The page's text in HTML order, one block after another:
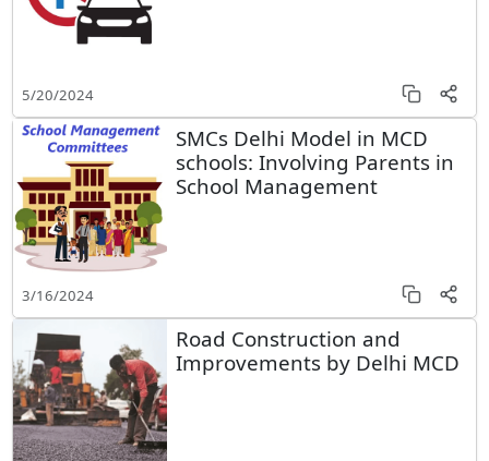
5/20/2024
SMCs Delhi Model in MCD
schools: Involving Parents in
School Management
3/16/2024
Road Construction and
Improvements by Delhi MCD